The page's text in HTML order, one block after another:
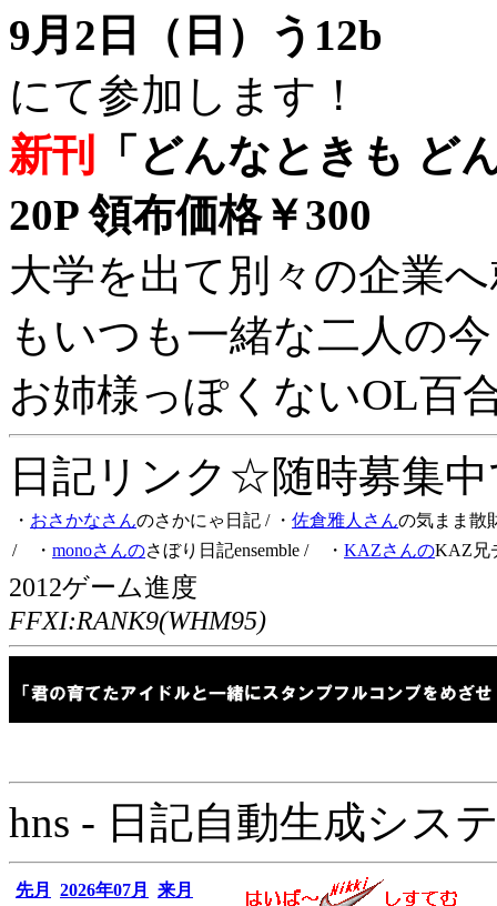
9月2日（日）う12b
にて参加します！
新刊
「どんなときも ど
20P 領布価格￥300
大学を出て別々の企業
もいつも一緒な二人の
お姉様っぽくないOL百
日記リンク☆随時募集
・ おさかなさんのさかにゃ日記 / ・ 佐倉雅人さんの気まま散
/ ・ monoさんのさぼり日記ensemble / ・ KAZさんのKAZ兄
2012ゲーム進度
FFXI:RANK9(WHM95)
hns - 日記自動生成シス
先月 2026年07月
来月